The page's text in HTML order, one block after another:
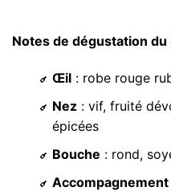
Notes de dégustation
Œil : robe rouge
Nez : vif, fruité
épicées
Bouche : rond,
Accompagnement